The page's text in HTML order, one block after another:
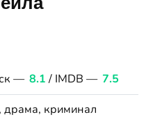
— 8.1 / IMDB — 7.5
драма, криминал